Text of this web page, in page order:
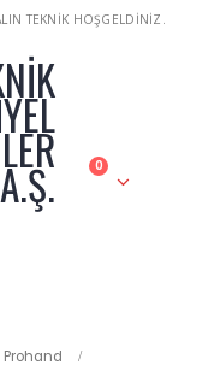
TEKNİK HOŞGELDİNİZ.
A.Ş. 0
Prohand